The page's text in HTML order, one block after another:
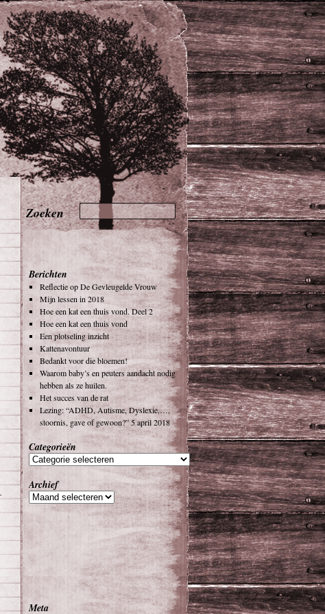
Berichten
Reflectie op De Gevleugelde Vrouw
Mijn lessen in 2018
Hoe een kat een thuis vond. Deel 2
Hoe een kat een thuis vond
Een plotseling inzicht
Kattenavontuur
Bedankt voor die bloemen!
Waarom baby’s en peuters aandacht nodig
hebben als ze huilen.
Het succes van de rat
Lezing: “ADHD, Autisme, Dyslexie,…,
stoornis, gave of gewoon?” 5 april 2018
Categorieën
Archief
Meta